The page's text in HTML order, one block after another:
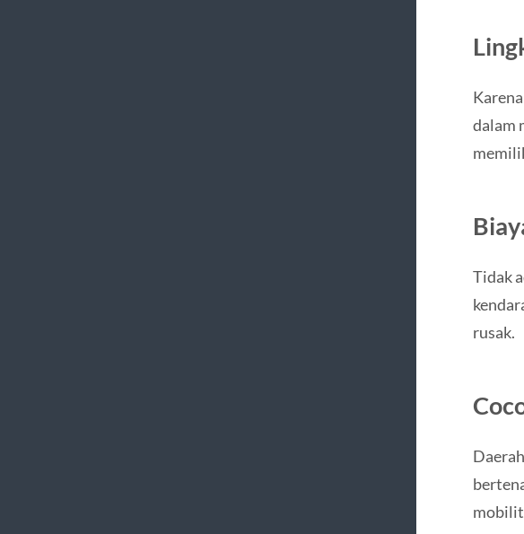
dalam
Tidak
rusak.